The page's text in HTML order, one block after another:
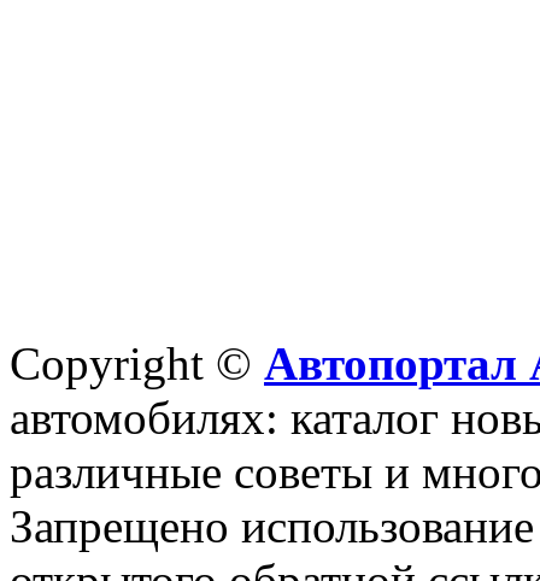
Copyright © Автопортал
автомобилях: каталог
различные советы и
Запрещено